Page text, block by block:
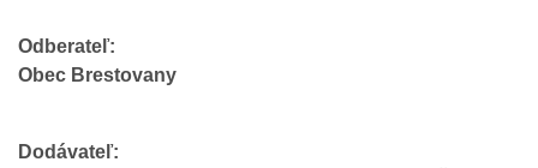
Odberateľ:
Obec Brestovany
Dodávateľ: